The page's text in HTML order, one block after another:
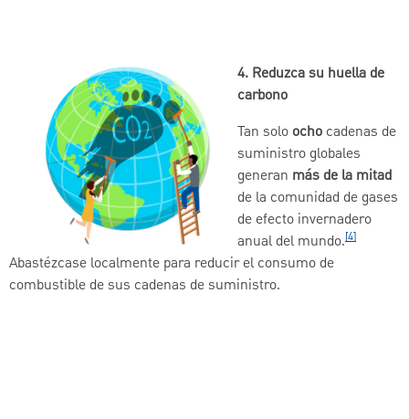
4. Reduzca su huella de
carbono
Tan solo ocho cadenas de
suministro globales
generan más de la mitad
de la comunidad de gases
de efecto invernadero
anual del mundo.[4]
Abastézcase localmente para reducir el consumo de
combustible de sus cadenas de suministro.